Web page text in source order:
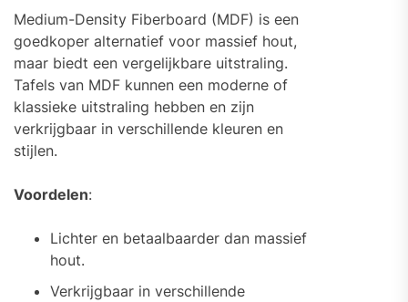
Medium-Density Fiberboard (MDF) is een
goedkoper alternatief voor massief hout,
maar biedt een vergelijkbare uitstraling.
Tafels van MDF kunnen een moderne of
klassieke uitstraling hebben en zijn
verkrijgbaar in verschillende kleuren en
stijlen.
Voordelen:
Lichter en betaalbaarder dan massief
hout.
Verkrijgbaar in verschillende